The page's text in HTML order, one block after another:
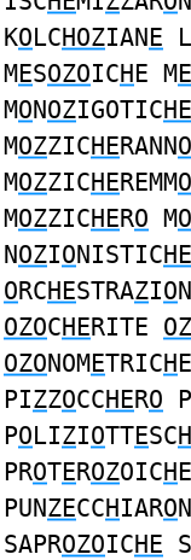
KOLCHOZIANE L
MESOZOICHE M
MONOZIGOTICHE
MOZZICHERANNO
MOZZICHEREMMO
MOZZICHERO M
NOZIONISTICHE
ORCHESTRAZIO
OZOCHERITE
OZONOMETRICH
PIZZOCCHERO P
POLIZIOTTESCH
PROTEROZOICH
PUNZECCHIARON
SAPROZOICHE